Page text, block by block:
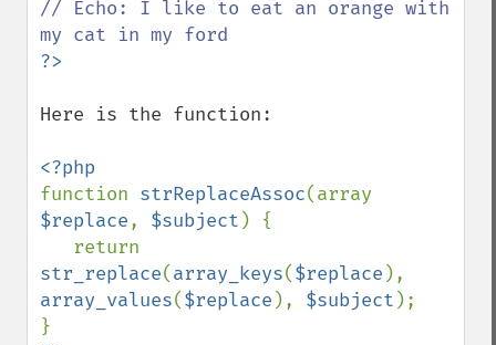
// Echo: I like to eat an orange with
Here is the function:
function strReplaceAssoc
$replace, $subject ) {
str_replace(array_keys($replace
array_values($replace ), $subject );